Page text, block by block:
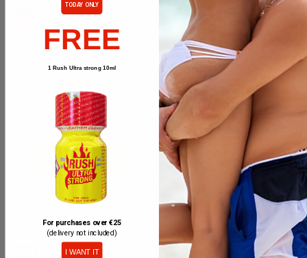
AJOUTER AU PANIER
Juice Zero 10ml
AJOUTER AU PANIER
Juice Zero 25ml
10,90 €
5,45 €
TODAY ONLY
FREE
1 Rush Ultra strong 10ml
For purchases over €25
(delivery not included)
I WANT IT